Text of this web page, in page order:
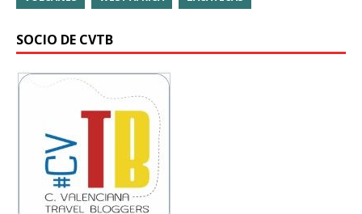
SOCIO DE CVTB